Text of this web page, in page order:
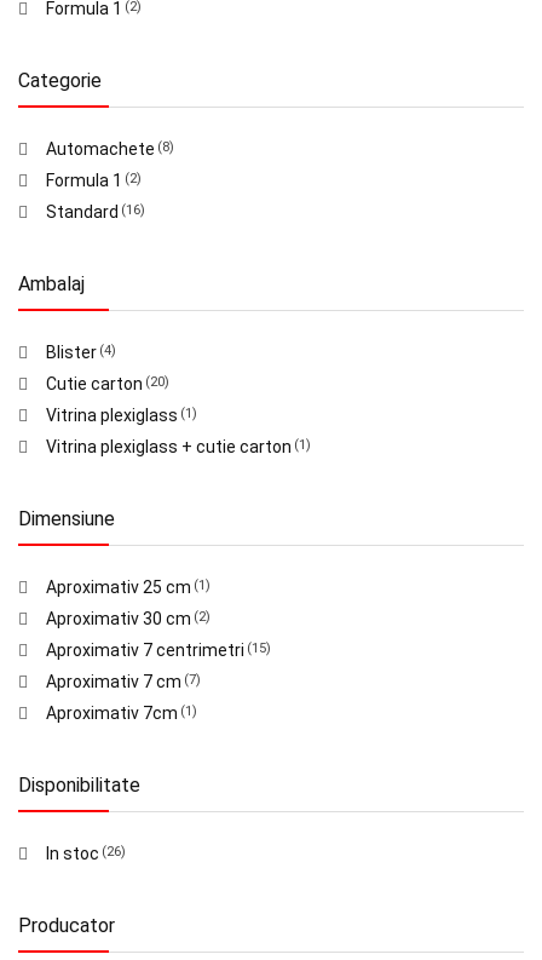
Formula 1 (2)
Categorie
Automachete (8)
Formula 1 (2)
Standard (16)
Ambalaj
Blister (4)
Cutie carton (20)
Vitrina plexiglass (1)
Vitrina plexiglass + cutie carton (1)
Dimensiune
Aproximativ 25 cm (1)
Aproximativ 30 cm (2)
Aproximativ 7 centrimetri (15)
Aproximativ 7 cm (7)
Aproximativ 7cm (1)
Disponibilitate
In stoc (26)
Producator